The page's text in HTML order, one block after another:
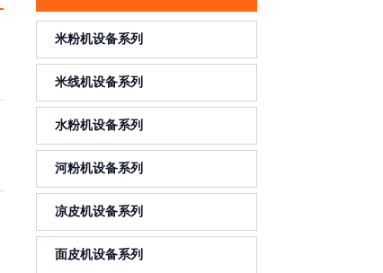
米粉机设备系列
米线机设备系列
水粉机设备系列
河粉机设备系列
凉皮机设备系列
面皮机设备系列